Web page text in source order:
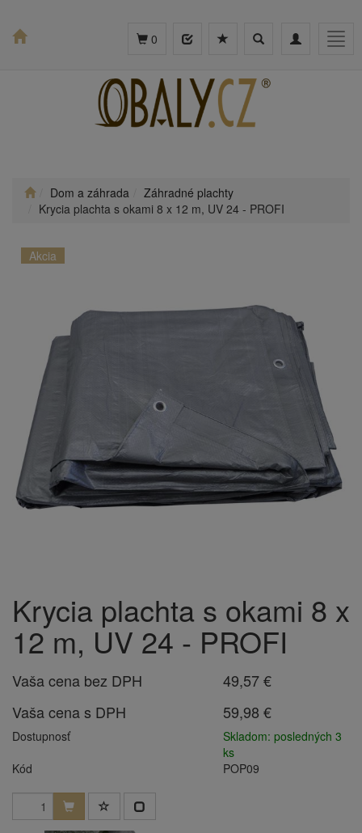
Toggle
Toggle
0
Dom a záhrada
Záhradné plachty
Krycia plachta s okami 8 x 12 m, UV 24 - PROFI
Akcia
Krycia plachta s okami 8 x
12 m, UV 24 - PROFI
Vaša cena bez DPH
49,57 €
Vaša cena s DPH
59,98 €
Dostupnosť
Skladom: posledných 3
ks
Kód
POP09